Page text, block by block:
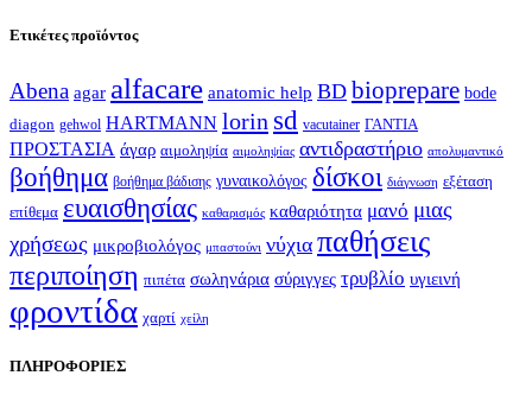
Ετικέτες προϊόντος
Abena agar alfacare anatomic help BD bioprepare bode
diagon gehwol HARTMANN lorin sd vacutainer ΓΑΝΤΙΑ
ΠΡΟΣΤΑΣΙΑ άγαρ αιμοληψία αιμοληψίας αντιδραστήριο απολυμαντικό
βοήθημα βοήθημα βάδισης γυναικολόγος δίσκοι διάγνωση εξέταση
επίθεμα ευαισθησίας καθαρισμός καθαριότητα μανό μιας
χρήσεως μικροβιολόγος μπαστούνι νύχια παθήσεις
περιποίηση πιπέτα σωληνάρια σύριγγες τρυβλίο υγιεινή
φροντίδα χαρτί χείλη
ΠΛΗΡΟΦΟΡΙΕΣ